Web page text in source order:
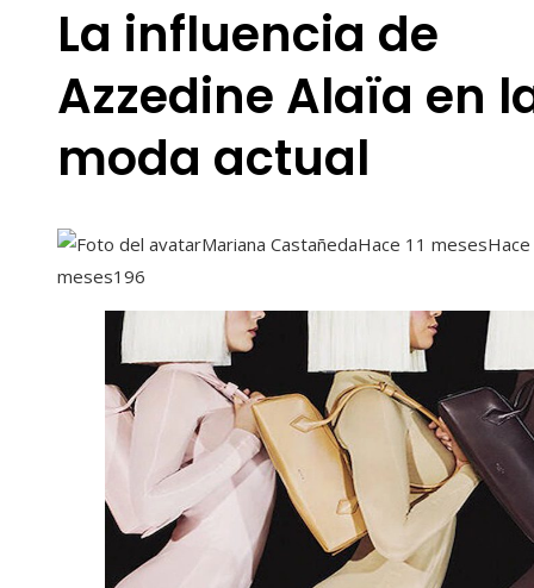
La influencia de
Azzedine Alaïa en
moda actual
Mariana CastañedaHace 11 meses
meses196